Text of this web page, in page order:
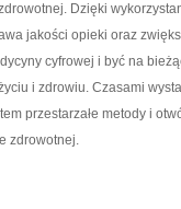
Dzięki
jakości opieki oraz
cyfrowej i być na
i zdrowiu. Czasami
przestarzałe metody i
zdrowotnej.